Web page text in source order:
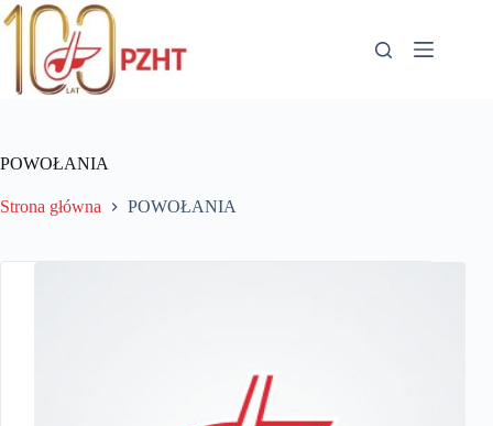
Przejdź
do
POWOŁANIA
Strona główna POWOŁANIA